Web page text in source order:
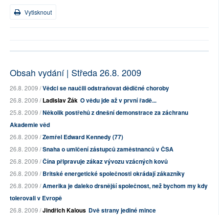
Vytisknout
Obsah vydání | Středa 26.8. 2009
26.8. 2009 /Vědci se naučili odstraňovat dědičné choroby
26.8. 2009 /Ladislav Žák O vědu jde až v první řadě...
25.8. 2009 /Několik postřehů z dnešní demonstrace za záchranu
Akademie věd
26.8. 2009 /Zemřel Edward Kennedy (77)
26.8. 2009 /Snaha o umlčení zástupců zaměstnanců v ČSA
26.8. 2009 /Čína připravuje zákaz vývozu vzácných kovů
26.8. 2009 /Britské energetické společnosti okrádají zákazníky
26.8. 2009 /Amerika je daleko drsnější společnost, než bychom my kdy
tolerovali v Evropě
26.8. 2009 /Jindřich Kalous Dvě strany jediné mince